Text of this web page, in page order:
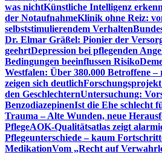
was nichtKünstliche Intelligenz
der NotaufnahmeKlinik ohne Reiz:
selbststimulierendem Verhalten
Dr. Elmar Gräßel: Pionier der
geehrtDepression bei pflegenden
Bedingungen beeinflussen Risiko
Westfalen: Über 380.000 Betroffene –
zeigen sich deutlich
den GeschlechternUntersuchung:
BenzodiazepinenIst die Ehe schlecht
Trauma – Alte Wunden, neue
PflegeAOK-Qualitätsatlas zeigt
Pflegeunterschiede – kaum
MedikationVom „Recht auf